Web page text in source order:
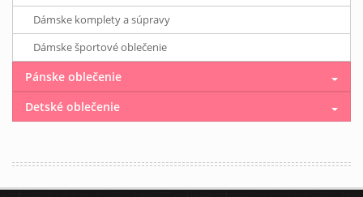
Dámske komplety a súpravy
Dámske športové oblečenie
Pánske oblečenie
Detské oblečenie